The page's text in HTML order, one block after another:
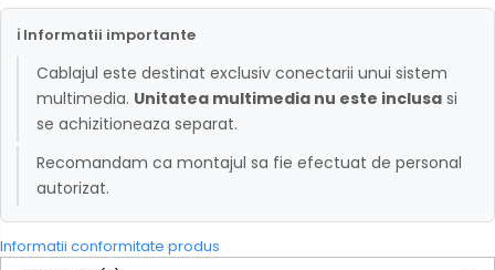
ℹ Informatii importante
Cablajul este destinat exclusiv conectarii unui sistem
multimedia. Unitatea multimedia nu este inclusa si
se achizitioneaza separat.
Recomandam ca montajul sa fie efectuat de personal
autorizat.
Informatii conformitate produs